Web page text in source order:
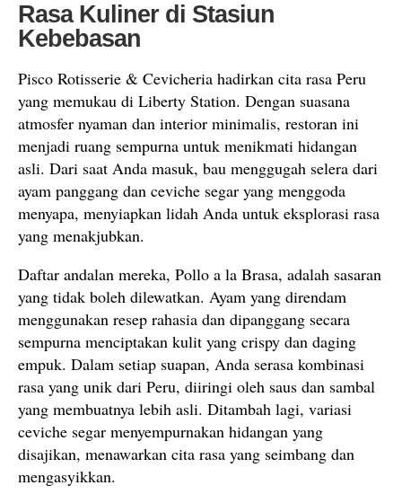
Rasa Kuliner di Stasiun
Kebebasan
Pisco Rotisserie & Cevicheria hadirkan cita rasa Peru
yang memukau di Liberty Station. Dengan suasana
atmosfer nyaman dan interior minimalis, restoran ini
menjadi ruang sempurna untuk menikmati hidangan
asli. Dari saat Anda masuk, bau menggugah selera dari
ayam panggang dan ceviche segar yang menggoda
menyapa, menyiapkan lidah Anda untuk eksplorasi rasa
yang menakjubkan.
Daftar andalan mereka, Pollo a la Brasa, adalah sasaran
yang tidak boleh dilewatkan. Ayam yang direndam
menggunakan resep rahasia dan dipanggang secara
sempurna menciptakan kulit yang crispy dan daging
empuk. Dalam setiap suapan, Anda serasa kombinasi
rasa yang unik dari Peru, diiringi oleh saus dan sambal
yang membuatnya lebih asli. Ditambah lagi, variasi
ceviche segar menyempurnakan hidangan yang
disajikan, menawarkan cita rasa yang seimbang dan
mengasyikkan.